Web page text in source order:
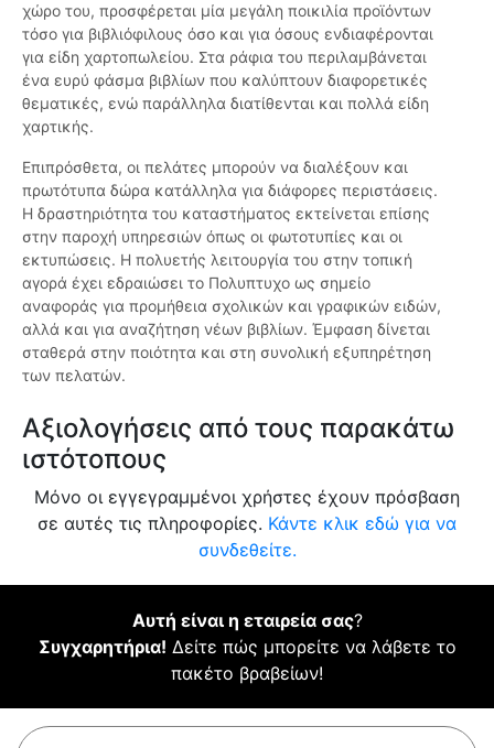
χώρο του, προσφέρεται μία μεγάλη ποικιλία προϊόντων
τόσο για βιβλιόφιλους όσο και για όσους ενδιαφέρονται
για είδη χαρτοπωλείου. Στα ράφια του περιλαμβάνεται
ένα ευρύ φάσμα βιβλίων που καλύπτουν διαφορετικές
θεματικές, ενώ παράλληλα διατίθενται και πολλά είδη
χαρτικής.
Επιπρόσθετα, οι πελάτες μπορούν να διαλέξουν και
πρωτότυπα δώρα κατάλληλα για διάφορες περιστάσεις.
Η δραστηριότητα του καταστήματος εκτείνεται επίσης
στην παροχή υπηρεσιών όπως οι φωτοτυπίες και οι
εκτυπώσεις. Η πολυετής λειτουργία του στην τοπική
αγορά έχει εδραιώσει το Πολυπτυχο ως σημείο
αναφοράς για προμήθεια σχολικών και γραφικών ειδών,
αλλά και για αναζήτηση νέων βιβλίων. Έμφαση δίνεται
σταθερά στην ποιότητα και στη συνολική εξυπηρέτηση
των πελατών.
Αξιολογήσεις από τους παρακάτω
ιστότοπους
Μόνο οι εγγεγραμμένοι χρήστες έχουν πρόσβαση
σε αυτές τις πληροφορίες. Κάντε κλικ εδώ για να
συνδεθείτε.
Αυτή είναι η εταιρεία σας?
Συγχαρητήρια! Δείτε πώς μπορείτε να λάβετε το
πακέτο βραβείων!